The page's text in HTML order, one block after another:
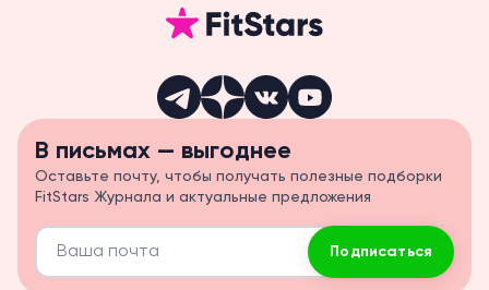
В письмах — выгоднее
Оставьте почту, чтобы получать полезные подборки
FitStars Журнала и актуальные предложения
Подписаться